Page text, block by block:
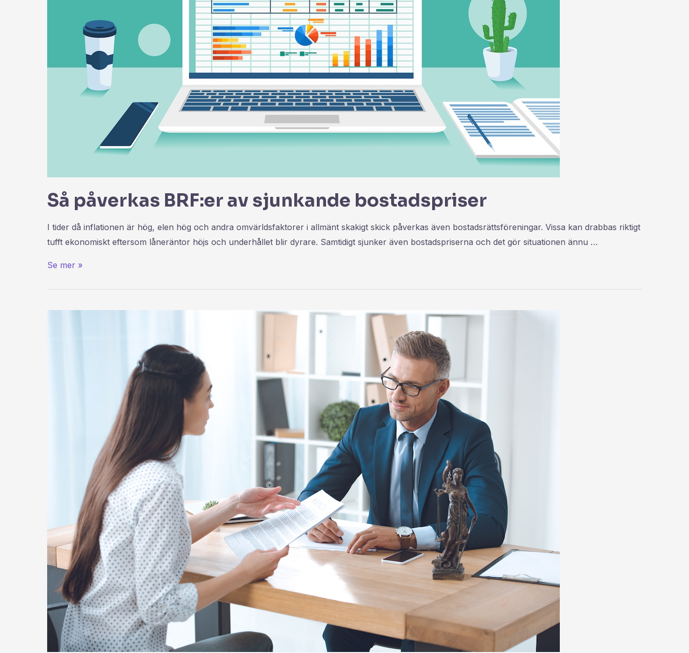
Så påverkas BRF:er av sjunkande bostadspriser
I tider då inflationen är hög, elen hög och andra omvärldsfaktorer i allmänt skakigt skick påverkas även bostadsrättsföreningar. Vissa kan drabbas riktigt
tufft ekonomiskt eftersom låneräntor höjs och underhållet blir dyrare. Samtidigt sjunker även bostadspriserna och det gör situationen ännu …
Se mer »